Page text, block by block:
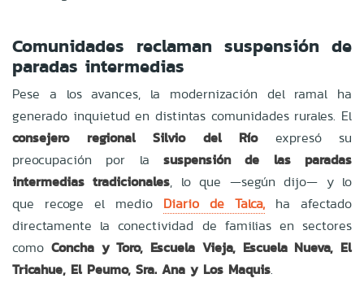
Comunidades reclaman suspensión de
paradas intermedias
Pese a los avances, la modernización del ramal ha
generado inquietud en distintas comunidades rurales. El
consejero regional Silvio del Ríoexpresó su
preocupación por la suspensión de las paradas
intermedias tradicionales, lo que —según dijo— y lo
que recoge el medio Diario de Talca,
ha afectado
directamente la conectividad de familias en sectores
como Concha y Toro, Escuela Vieja, Escuela Nueva, El
Tricahue, El Peumo, Sra. Ana y Los Maquis.